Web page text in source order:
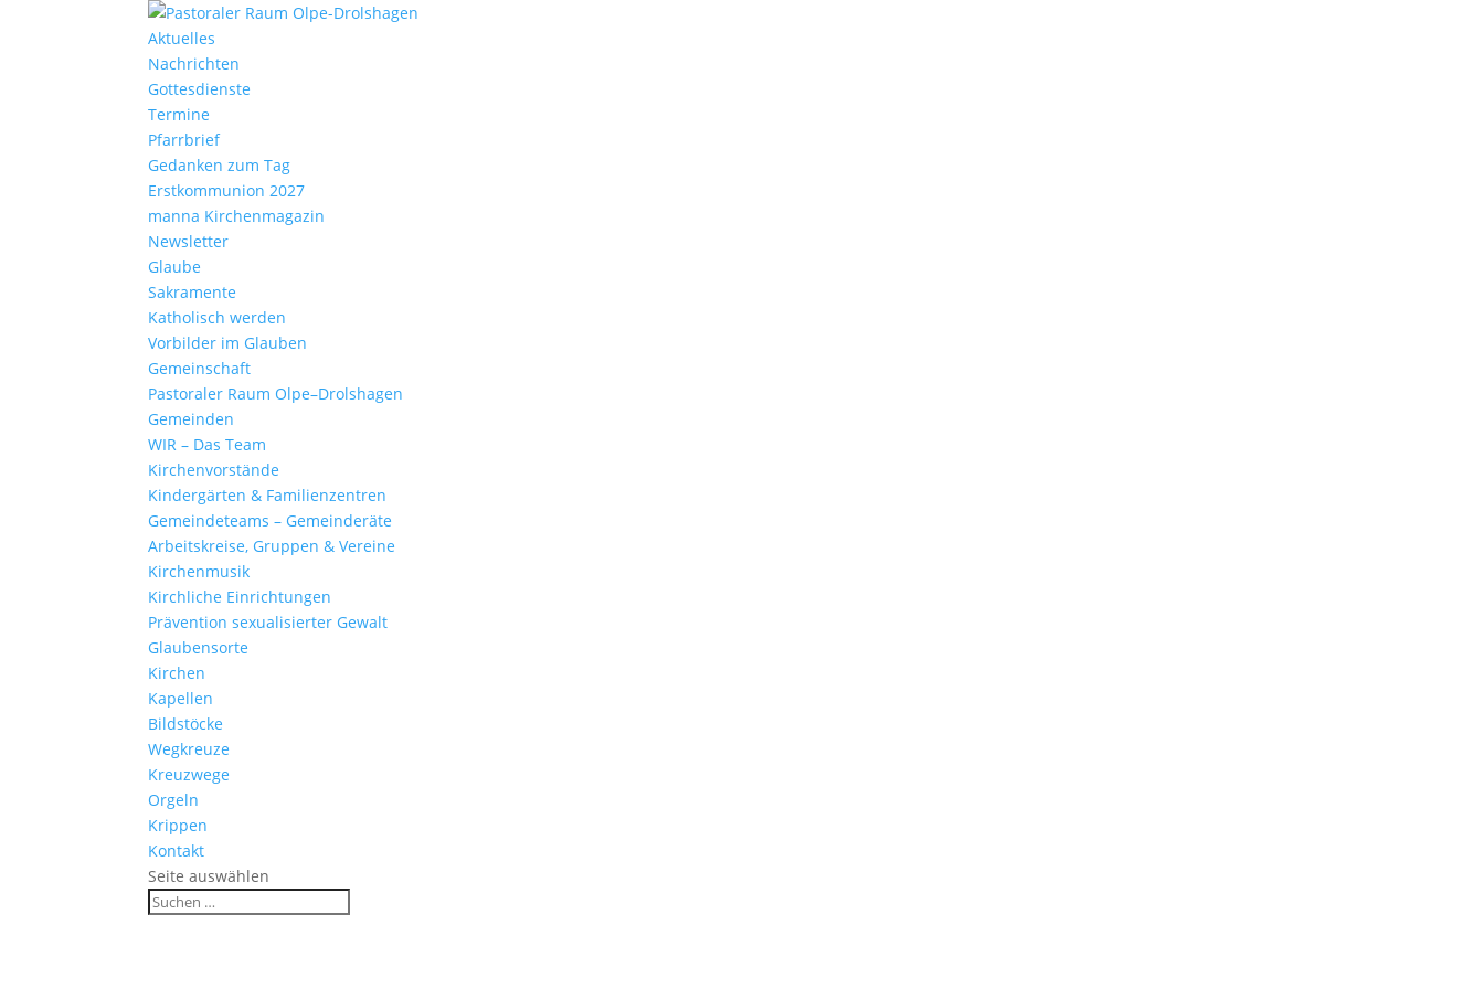
Aktu­elles
Nach­richten
Gottes­dienste
Termine
Pfarr­brief
Gedanken zum Tag
Erst­kom­mu­nion 2027
manna Kirchen­ma­gazin
News­letter
Glaube
Sakra­mente
Katho­lisch werden
Vorbilder im Glauben
Gemein­schaft
Pasto­raler Raum Olpe–Drolshagen
Gemeinden
WIR – Das Team
Kirchen­vor­stände
Kinder­gärten & Familienzentren
Gemein­de­teams – Gemeinderäte
Arbeits­kreise, Gruppen & Vereine
Kirchen­musik
Kirch­liche Einrichtungen
Präven­tion sexua­li­sierter Gewalt
Glau­ben­s­orte
Kirchen
Kapellen
Bild­stöcke
Wegkreuze
Kreuz­wege
Orgeln
Krippen
Kontakt
Seite auswählen